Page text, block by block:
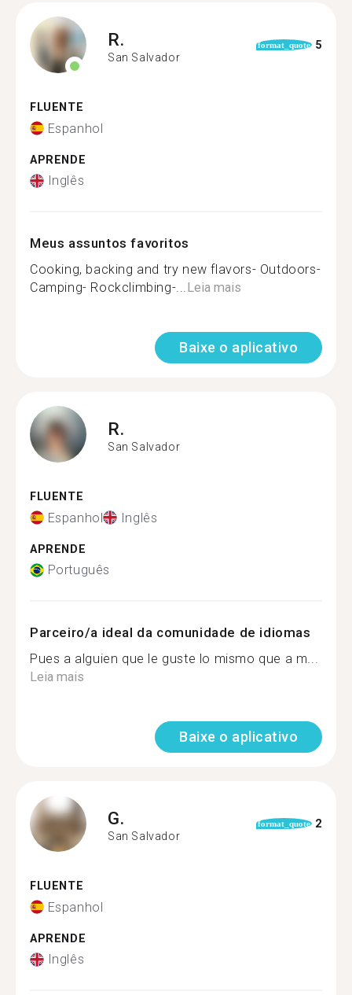
R.
San Salvador
format_quote 5
FLUENTE
Espanhol
APRENDE
Inglês
Meus assuntos favoritos
Cooking, backing and try new flavors- Outdoors-
Camping- Rockclimbing-...Leia mais
Baixe o aplicativo
R.
San Salvador
FLUENTE
Espanhol Inglês
APRENDE
Português
Parceiro/a ideal da comunidade de idiomas
Pues a alguien que le guste lo mismo que a m...
Leia mais
Baixe o aplicativo
G.
San Salvador
format_quote 2
FLUENTE
Espanhol
APRENDE
Inglês